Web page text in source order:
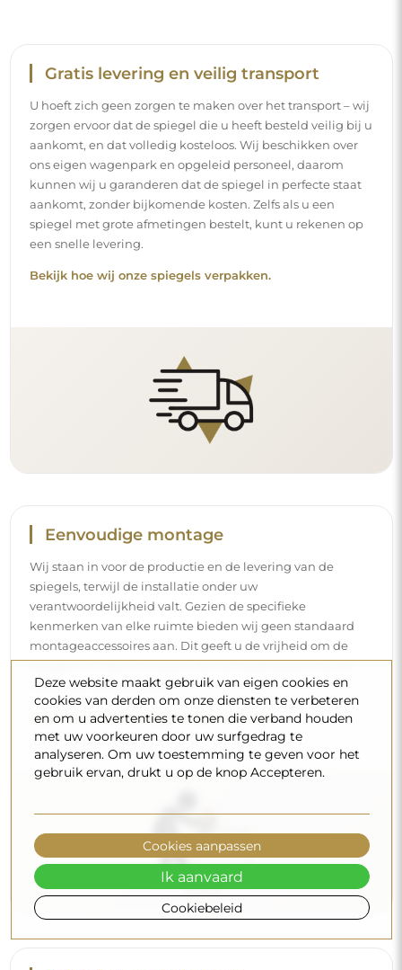
Eenvoudige montage
Wij staan in voor de productie en de levering van de
spiegels, terwijl de installatie onder uw
verantwoordelijkheid valt. Gezien de specifieke
kenmerken van elke ruimte bieden wij geen standaard
montageaccessoires aan. Dit geeft u de vrijheid om de
Reiniging en onderhoud
Om een optimale glans te behouden, volstaat een
microvezeldoek en warm water. Als u kiest voor specifieke
hebben (rond de 7). Vermijd krachtige reinigingsmiddelen
die azijn, ammoniak of sterke zuren bevatten – zo bewaart
u een mooie weerspiegeling gedurende vele jaren.
Wilt u meer weten?
Deze website maakt gebruik van eigen cookies en
cookies van derden om onze diensten te verbeteren
en om u advertenties te tonen die verband houden
met uw voorkeuren door uw surfgedrag te
analyseren. Om uw toestemming te geven voor het
gebruik ervan, drukt u op de knop Accepteren.
Cookiebeleid
Cookies aanpassen
Ik aanvaard